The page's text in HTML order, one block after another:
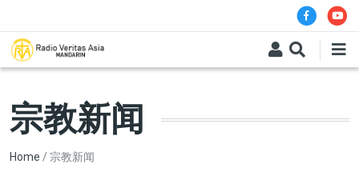
宗教新闻
Breadcrumb
Home 宗教新闻